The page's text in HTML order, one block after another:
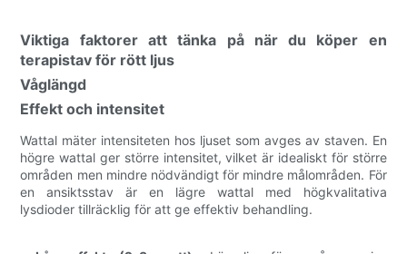
Viktiga faktorer att tänka på när du köper en
terapistav för rött ljus
Våglängd
Effekt och intensitet
Wattal mäter intensiteten hos ljuset som avges av staven. En
högre wattal ger större intensitet, vilket är idealiskt för större
områden men mindre nödvändigt för mindre målområden. För
en ansiktsstav är en lägre wattal med högkvalitativa
lysdioder tillräcklig för att ge effektiv behandling.